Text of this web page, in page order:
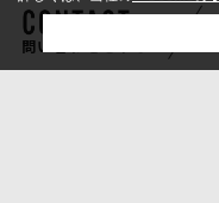
問い合わせをする